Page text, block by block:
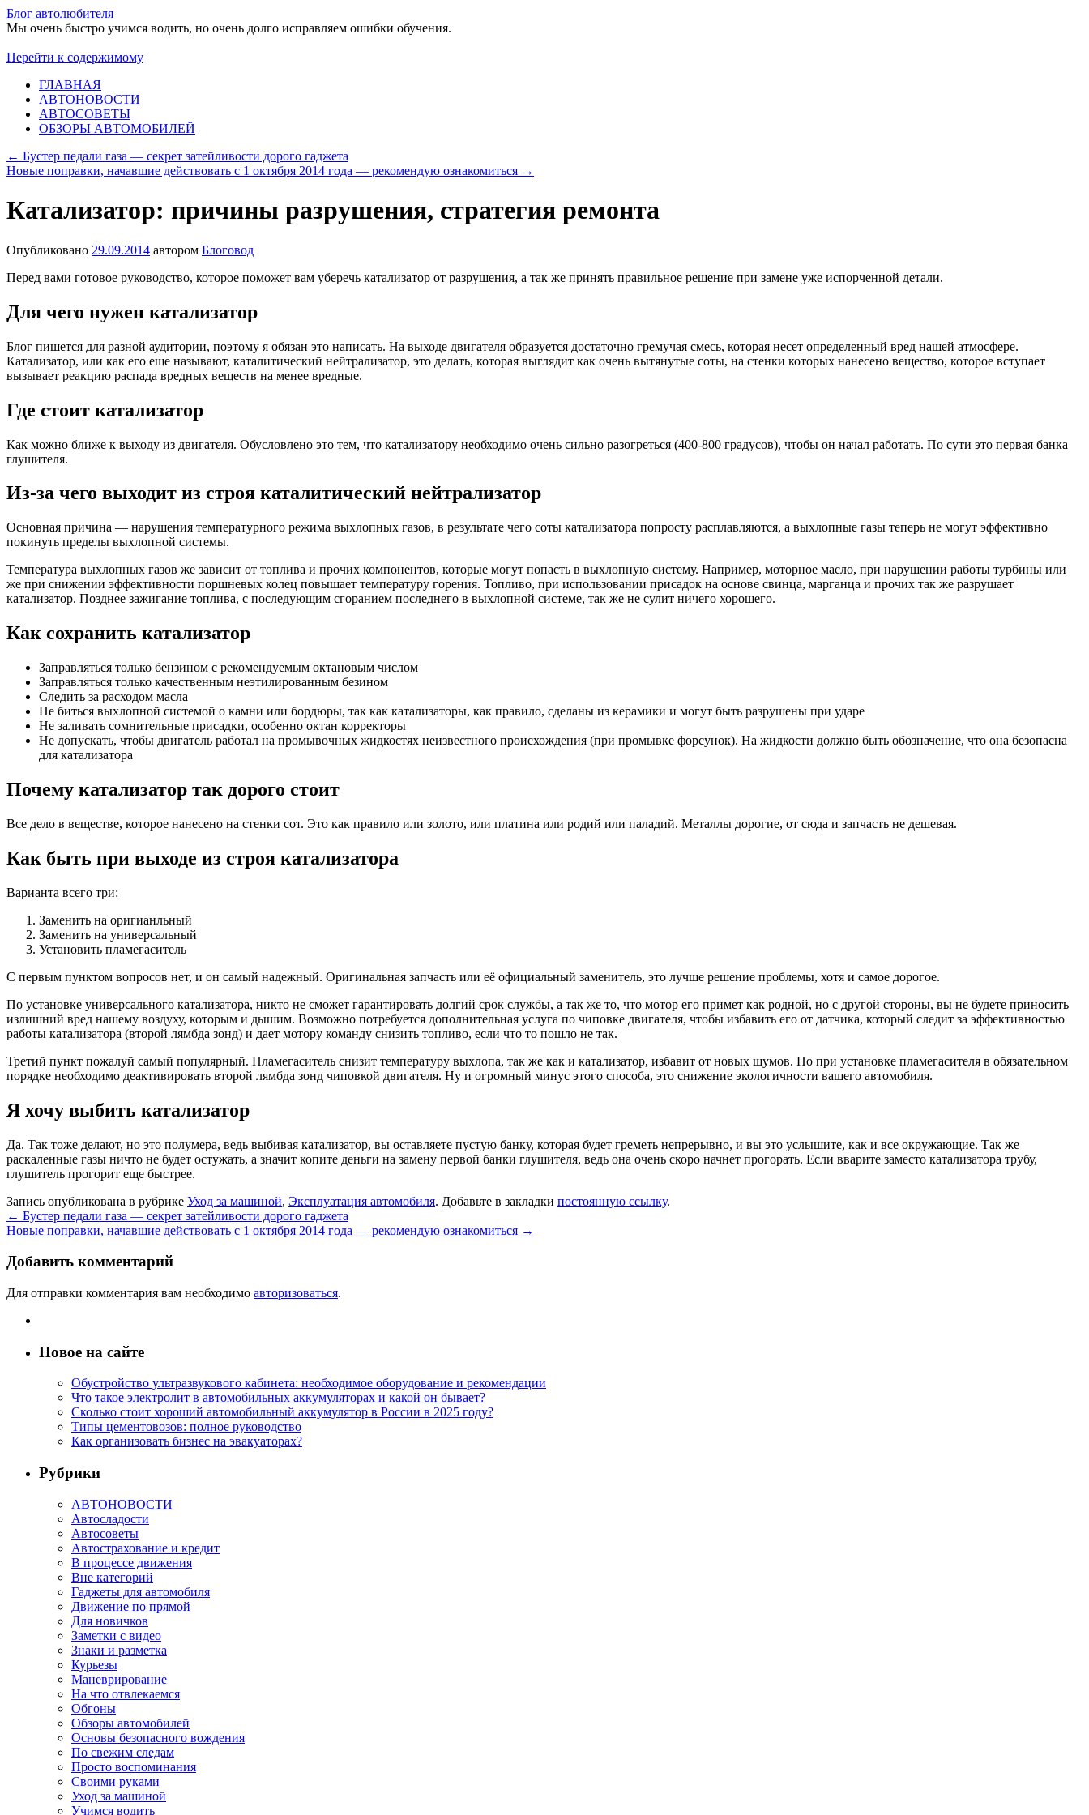
Блог автолюбителя
Мы очень быстро учимся водить, но очень долго исправляем ошибки обучения.
Перейти к содержимому
ГЛАВНАЯ
АВТОНОВОСТИ
АВТОСОВЕТЫ
ОБЗОРЫ АВТОМОБИЛЕЙ
← Бустер педали газа — секрет затейливости дорого гаджета
Новые поправки, начавшие действовать с 1 октября 2014 года — рекомендую ознакомиться →
Катализатор: причины разрушения, стратегия ремонта
Опубликовано 29.09.2014 автором Блоговод
Перед вами готовое руководство, которое поможет вам уберечь катализатор от разрушения, а так же принять правильное решение при замене уже испорченной детали.
Для чего нужен катализатор
Блог пишется для разной аудитории, поэтому я обязан это написать. На выходе двигателя образуется достаточно гремучая смесь, которая несет определенный вред нашей атмосфере.
Катализатор, или как его еще называют, каталитический нейтрализатор, это делать, которая выглядит как очень вытянутые соты, на стенки которых нанесено вещество, которое вступает
вызывает реакцию распада вредных веществ на менее вредные.
Где стоит катализатор
Как можно ближе к выходу из двигателя. Обусловлено это тем, что катализатору необходимо очень сильно разогреться (400-800 градусов), чтобы он начал работать. По сути это первая банка
глушителя.
Из-за чего выходит из строя каталитический нейтрализатор
Основная причина — нарушения температурного режима выхлопных газов, в результате чего соты катализатора попросту расплавляются, а выхлопные газы теперь не могут эффективно
покинуть пределы выхлопной системы.
Температура выхлопных газов же зависит от топлива и прочих компонентов, которые могут попасть в выхлопную систему. Например, моторное масло, при нарушении работы турбины или
же при снижении эффективности поршневых колец повышает температуру горения. Топливо, при использовании присадок на основе свинца, марганца и прочих так же разрушает
катализатор. Позднее зажигание топлива, с последующим сгоранием последнего в выхлопной системе, так же не сулит ничего хорошего.
Как сохранить катализатор
Заправляться только бензином с рекомендуемым октановым числом
Заправляться только качественным неэтилированным безином
Следить за расходом масла
Не биться выхлопной системой о камни или бордюры, так как катализаторы, как правило, сделаны из керамики и могут быть разрушены при ударе
Не заливать сомнительные присадки, особенно октан корректоры
Не допускать, чтобы двигатель работал на промывочных жидкостях неизвестного происхождения (при промывке форсунок). На жидкости должно быть обозначение, что она безопасна
для катализатора
Почему катализатор так дорого стоит
Все дело в веществе, которое нанесено на стенки сот. Это как правило или золото, или платина или родий или паладий. Металлы дорогие, от сюда и запчасть не дешевая.
Как быть при выходе из строя катализатора
Варианта всего три:
Заменить на оригианльный
Заменить на универсальный
Установить пламегаситель
С первым пунктом вопросов нет, и он самый надежный. Оригинальная запчасть или её официальный заменитель, это лучше решение проблемы, хотя и самое дорогое.
По установке универсального катализатора, никто не сможет гарантировать долгий срок службы, а так же то, что мотор его примет как родной, но с другой стороны, вы не будете приносить
излишний вред нашему воздуху, которым и дышим. Возможно потребуется дополнительная услуга по чиповке двигателя, чтобы избавить его от датчика, который следит за эффективностью
работы катализатора (второй лямбда зонд) и дает мотору команду снизить топливо, если что то пошло не так.
Третий пункт пожалуй самый популярный. Пламегаситель снизит температуру выхлопа, так же как и катализатор, избавит от новых шумов. Но при установке пламегасителя в обязательном
порядке необходимо деактивировать второй лямбда зонд чиповкой двигателя. Ну и огромный минус этого способа, это снижение экологичности вашего автомобиля.
Я хочу выбить катализатор
Да. Так тоже делают, но это полумера, ведь выбивая катализатор, вы оставляете пустую банку, которая будет греметь непрерывно, и вы это услышите, как и все окружающие. Так же
раскаленные газы ничто не будет остужать, а значит копите деньги на замену первой банки глушителя, ведь она очень скоро начнет прогорать. Если вварите заместо катализатора трубу,
глушитель прогорит еще быстрее.
Запись опубликована в рубрике Уход за машиной, Эксплуатация автомобиля. Добавьте в закладки постоянную ссылку.
← Бустер педали газа — секрет затейливости дорого гаджета
Новые поправки, начавшие действовать с 1 октября 2014 года — рекомендую ознакомиться →
Добавить комментарий
Для отправки комментария вам необходимо авторизоваться.
Новое на сайте
Обустройство ультразвукового кабинета: необходимое оборудование и рекомендации
Что такое электролит в автомобильных аккумуляторах и какой он бывает?
Сколько стоит хороший автомобильный аккумулятор в России в 2025 году?
Типы цементовозов: полное руководство
Как организовать бизнес на эвакуаторах?
Рубрики
АВТОНОВОСТИ
Автосладости
Автосоветы
Автострахование и кредит
В процессе движения
Вне категорий
Гаджеты для автомобиля
Движение по прямой
Для новичков
Заметки с видео
Знаки и разметка
Курьезы
Маневрирование
На что отвлекаемся
Обгоны
Обзоры автомобилей
Основы безопасного вождения
По свежим следам
Просто воспоминания
Своими руками
Уход за машиной
Учимся водить